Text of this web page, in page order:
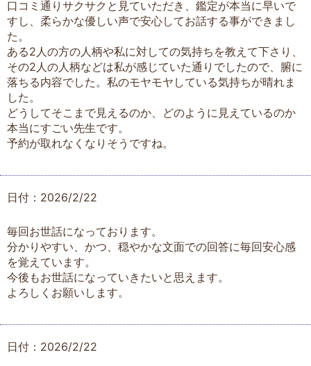
口コミ通りサクサクと見ていただき、鑑定が本当に早いで
すし、柔らかな優しい声で安心してお話する事ができまし
た。
ある2人の方の人柄や私に対しての気持ちを教えて下さり、
その2人の人柄などは私が感じていた通りでしたので、腑に
落ちる内容でした。私のモヤモヤしている気持ちが晴れま
した。
どうしてそこまで見えるのか、どのように見えているのか
本当にすごい先生です。
予約が取れなくなりそうですね。
日付：2026/2/22
毎回お世話になっております。
分かりやすい、かつ、穏やかな文面での回答に毎回安心感
を覚えています。
今後もお世話になっていきたいと思えます。
よろしくお願いします。
日付：2026/2/22